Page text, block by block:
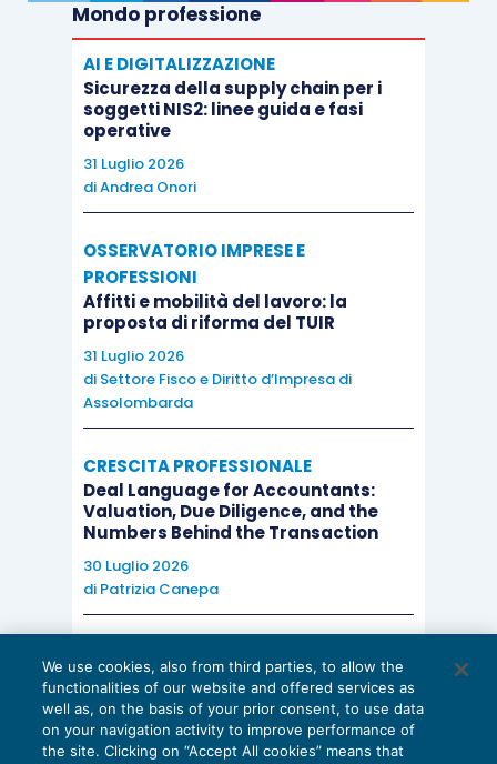
Mondo professione
AI E DIGITALIZZAZIONE
Sicurezza della supply chain per i
soggetti NIS2: linee guida e fasi
operative
31 Luglio 2026
diAndrea Onori
OSSERVATORIO IMPRESE E
PROFESSIONI
Affitti e mobilità del lavoro: la
proposta di riforma del TUIR
31 Luglio 2026
di Settore Fisco e Diritto d’Impresa di
Assolombarda
CRESCITA PROFESSIONALE
Deal Language for Accountants:
Valuation, Due Diligence, and the
Numbers Behind the Transaction
30 Luglio 2026
di Patrizia Canepa
EU AI Act e studi professionali: le
scadenze concrete
27 Luglio 2026
di Diego BarberieStefano Dovier
We use cookies, also from third parties, to allow the
functionalities of our website and offered services as
well as, on the basis of your prior consent, to use data
on your navigation activity to improve performance of
the site. Clicking on “Accept All cookies” means that